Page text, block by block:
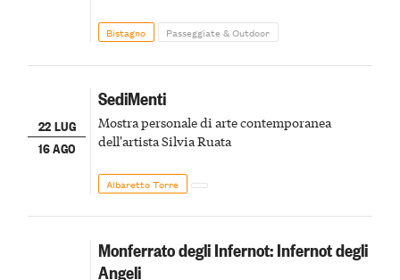
Bistagno Passeggiate & Outdoor
22 LUG
16 AGO
SediMenti
Mostra personale di arte contemporanea
dell'artista Silvia Ruata
Albaretto Torre
Monferrato degli Infernot: Infernot degli
Angeli